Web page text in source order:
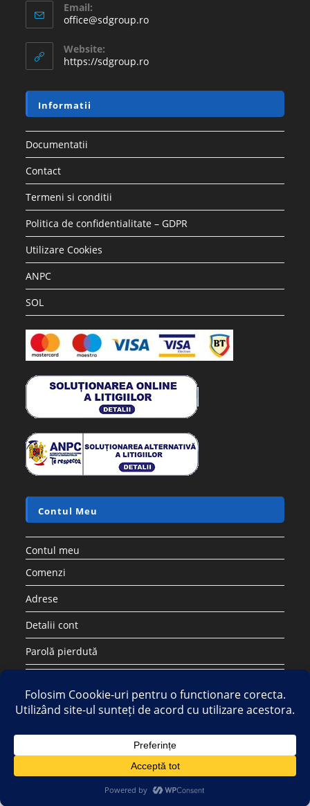
Email:
office@sdgroup.ro
Website:
https://sdgroup.ro
Informatii
Documentatii
Contact
Termeni si conditii
Politica de confidentialitate – GDPR
Utilizare Cookies
ANPC
SOL
Contul Meu
Contul meu
Comenzi
Adrese
Detalii cont
Parolă pierdută